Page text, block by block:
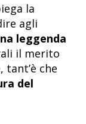
la
agli
leggenda
il merito
che
del